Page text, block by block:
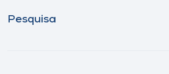
Pesquisa